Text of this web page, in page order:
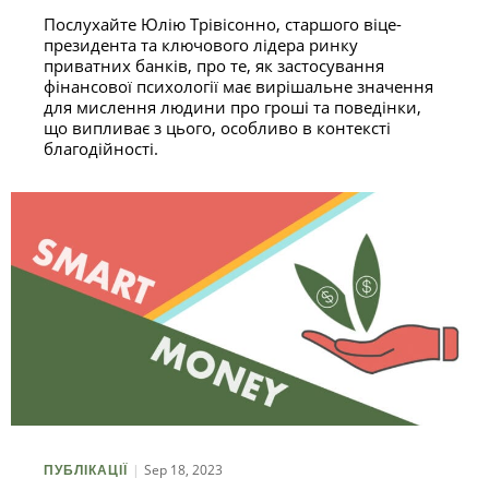
Послухайте Юлію Трівісонно, старшого віце-
президента та ключового лідера ринку
приватних банків, про те, як застосування
фінансової психології має вирішальне значення
для мислення людини про гроші та поведінки,
що випливає з цього, особливо в контексті
благодійності.
ПУБЛІКАЦІЇ Sep 18, 2023